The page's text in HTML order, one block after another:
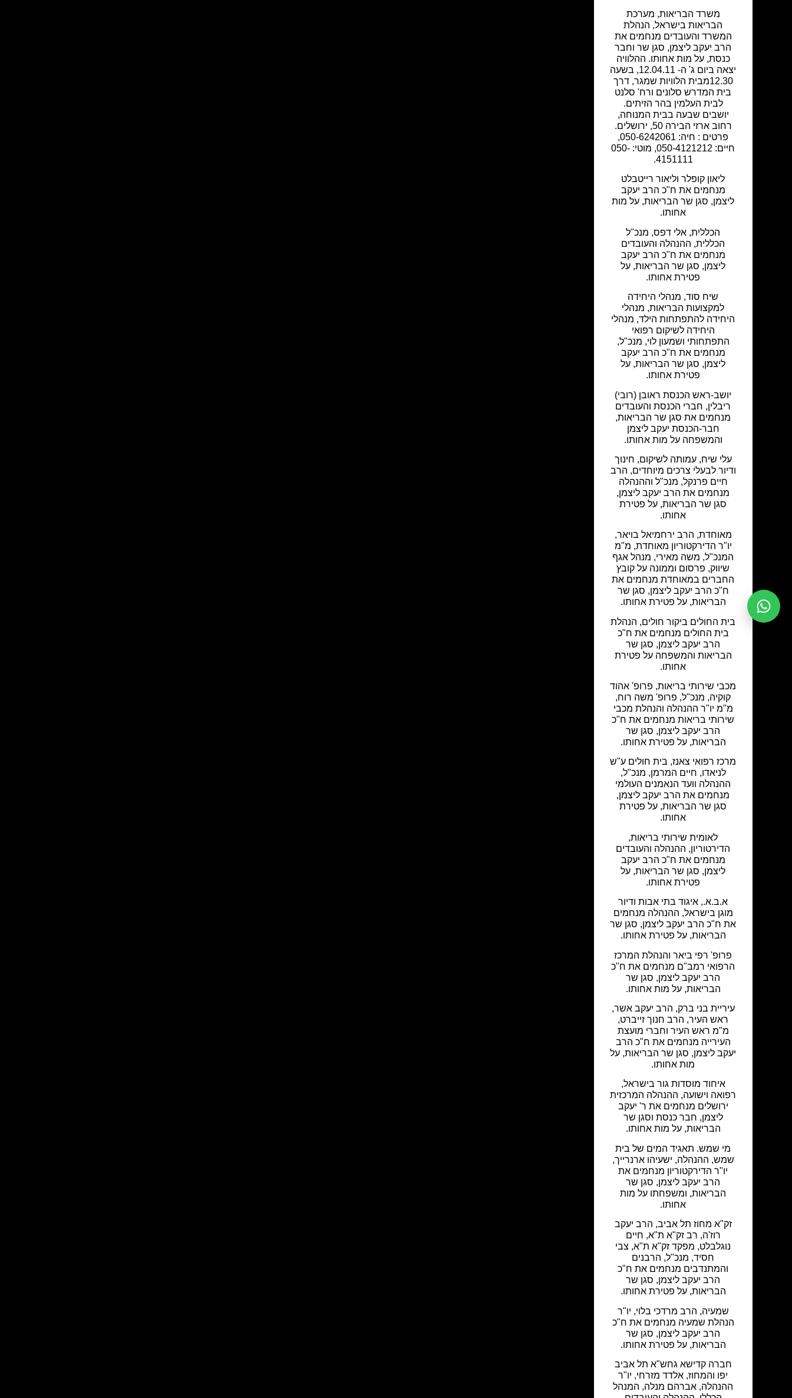
משרד הבריאות, מערכת
הבריאות בישראל, הנהלת
המשרד והעובדים מנחמים את
הרב יעקב ליצמן, סגן שר וחבר
כנסת, על מות אחותו. ההלוויה
יצאה ביום ג' ה- 12.04.11, בשעה
12.30מבית הלוויות שמגר, דרך
בית המדרש סלונים ורח' סלנט
לבית העלמין בהר הזיתים.
יושבים שבעה בבית המנוחה,
רחוב ארזי הבירה 50, ירושלים.
פרטים : חיה: 050-6242061,
חיים: 050-4121212, מוטי: 050-
4151111.
ליאון קופלר וליאור רייטבלט
מנחמים את ח"כ הרב יעקב
ליצמן, סגן שר הבריאות, על מות
אחותו.
הכללית, אלי דפס, מנכ"ל
הכללית, ההנהלה והעובדים
מנחמים את ח"כ הרב יעקב
ליצמן, סגן שר הבריאות, על
פטירת אחותו.
שיח סוד, מנהלי היחידה
למקצועות הבריאות, מנהלי
היחידה להתפתחות הילד, מנהלי
היחידה לשיקום רפואי
התפתחותי ושמעון לוי, מנכ"ל,
מנחמים את ח"כ הרב יעקב
ליצמן, סגן שר הבריאות, על
פטירת אחותו.
יושב-ראש הכנסת ראובן (רובי)
ריבלין, חברי הכנסת והעובדים
מנחמים את סגן שר הבריאות,
חבר-הכנסת יעקב ליצמן
והמשפחה על מות אחותו.
עלי שיח, עמותה לשיקום, חינוך
ודיור לבעלי צרכים מיוחדים, הרב
חיים פרנקל, מנכ"ל וההנהלה
מנחמים את הרב יעקב ליצמן,
סגן שר הבריאות, על פטירת
אחותו.
מאוחדת, הרב ירחמיאל בויאר,
יו"ר הדירקטוריון מאוחדת, מ"מ
המנכ"ל, משה מאירי, מנהל אגף
שיווק, פרסום וממונה על קובץ
החברים במאוחדת מנחמים את
ח"כ הרב יעקב ליצמן, סגן שר
הבריאות, על פטירת אחותו.
בית החולים ביקור חולים, הנהלת
בית החולים מנחמים את ח"כ
הרב יעקב ליצמן, סגן שר
הבריאות והמשפחה על פטירת
אחותו.
מכבי שירותי בריאות, פרופ' אהוד
קוקיה, מנכ"ל, פרופ' משה רוח,
מ"מ יו"ר ההנהלה והנהלת מכבי
שירותי בריאות מנחמים את ח"כ
הרב יעקב ליצמן, סגן שר
הבריאות, על פטירת אחותו.
מרכז רפואי צאנז, בית חולים ע"ש
לניאדו, חיים המרמן, מנכ"ל,
ההנהלה וועד הנאמנים העולמי
מנחמים את הרב יעקב ליצמן,
סגן שר הבריאות, על פטירת
אחותו.
לאומית שירותי בריאות,
הדירטוריון, ההנהלה והעובדים
מנחמים את ח"כ הרב יעקב
ליצמן, סגן שר הבריאות, על
פטירת אחותו.
א.ב.א., איגוד בתי אבות ודיור
מוגן בישראל, ההנהלה מנחמים
את ח"כ הרב יעקב ליצמן, סגן שר
הבריאות, על פטירת אחותו.
פרופ' רפי ביאר והנהלת המרכז
הרפואי רמב"ם מנחמים את ח"כ
הרב יעקב ליצמן, סגן שר
הבריאות, על מות אחותו.
עיריית בני ברק, הרב יעקב אשר,
ראש העיר, הרב חנוך זייברט,
מ"מ ראש העיר וחברי מועצת
העירייה מנחמים את ח"כ הרב
יעקב ליצמן, סגן שר הבריאות, על
מות אחותו.
איחוד מוסדות גור בישראל,
רפואה וישועה, ההנהלה המרכזית
ירושלים מנחמים את ר' יעקב
ליצמן, חבר כנסת וסגן שר
הבריאות, על מות אחותו.
מי שמש. תאגיד המים של בית
שמש, ההנהלה, ישעיהו ארנרייך,
יו"ר הדירקטוריון מנחמים את
הרב יעקב ליצמן, סגן שר
הבריאות, ומשפחתו על מות
אחותו.
זק"א מחוז תל אביב, הרב יעקב
רוז'ה, רב זק"א ת"א, חיים
נוגלבלט, מפקד זק"א ת"א, צבי
חסיד, מנכ"ל, הרבנים
והמתנדבים מנחמים את ח"כ
הרב יעקב ליצמן, סגן שר
הבריאות, על פטירת אחותו.
שמעיה, הרב מרדכי בלוי, יו"ר
הנהלת שמעיה מנחמים את ח"כ
הרב יעקב ליצמן, סגן שר
הבריאות, על פטירת אחותו.
חברה קדישא גחש"א תל אביב
יפו והמחוז, אלדד מזרחי, יו"ר
ההנהלה, אברהם מנלה, המנהל